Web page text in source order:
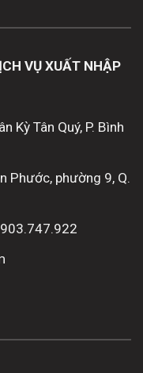
VỤ XUẤT NHẬP
Kỳ Tân Quý, P. Bình
Phước, phường 9, Q.